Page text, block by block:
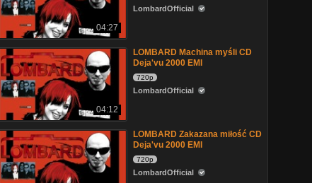
04:27
LombardOfficial
04:12
LOMBARD Machina myśli CD
Deja'vu 2000 EMI
720p
LombardOfficial
LOMBARD Zakazana miłość CD
Deja'vu 2000 EMI
720p
LombardOfficial